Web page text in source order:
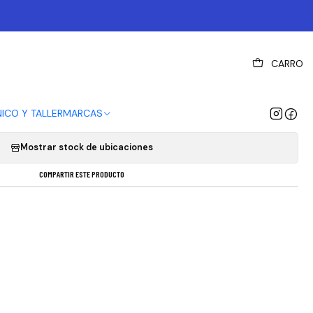
CARRO
Y TALLERMARCAS
CAMBIO SUNRACE
AL CARRO
Mostrar stock de ubicaciones
COMPARTIR ESTE PRODUCTO